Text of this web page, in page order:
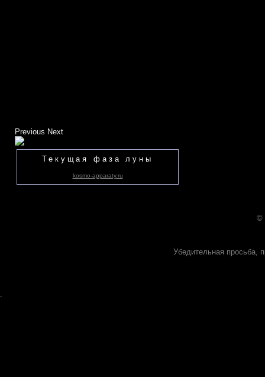
Previous Next
Текущая фаза луны
kosmo-apparaty.ru
©
Убедительная просьба,
.